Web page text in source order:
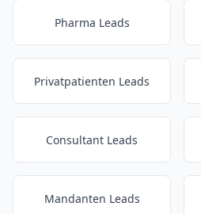
Pharma Leads
Privatpatienten Leads
Consultant Leads
Mandanten Leads